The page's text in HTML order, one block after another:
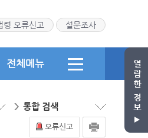
령 오류신고 설문조사
전체메뉴
통합 검색
오류신고